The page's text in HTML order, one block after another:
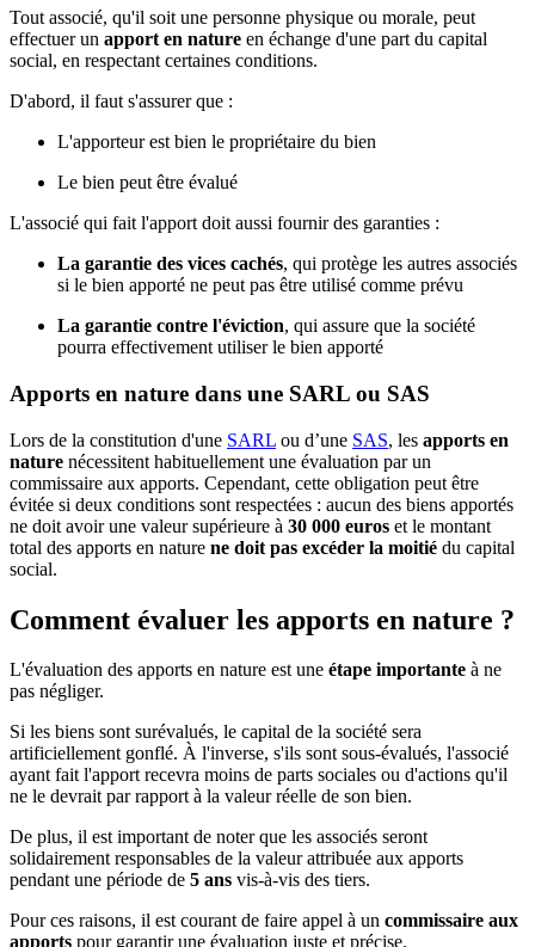
Tout associé, qu'il soit une personne physique ou morale, peut
effectuer un apport en nature en échange d'une part du capital
social, en respectant certaines conditions.
D'abord, il faut s'assurer que :
L'apporteur est bien le propriétaire du bien
Le bien peut être évalué
L'associé qui fait l'apport doit aussi fournir des garanties :
La garantie des vices cachés, qui protège les autres associés
si le bien apporté ne peut pas être utilisé comme prévu
La garantie contre l'éviction, qui assure que la société
pourra effectivement utiliser le bien apporté
Apports en nature dans une SARL ou SAS
Lors de la constitution d'une SARL ou d’une SAS, les apports en
nature nécessitent habituellement une évaluation par un
commissaire aux apports. Cependant, cette obligation peut être
évitée si deux conditions sont respectées : aucun des biens apportés
ne doit avoir une valeur supérieure à 30 000 euros et le montant
total des apports en nature ne doit pas excéder la moitié du capital
social.
Comment évaluer les apports en nature ?
L'évaluation des apports en nature est une étape importante à ne
pas négliger.
Si les biens sont surévalués, le capital de la société sera
artificiellement gonflé. À l'inverse, s'ils sont sous-évalués, l'associé
ayant fait l'apport recevra moins de parts sociales ou d'actions qu'il
ne le devrait par rapport à la valeur réelle de son bien.
De plus, il est important de noter que les associés seront
solidairement responsables de la valeur attribuée aux apports
pendant une période de 5 ans vis-à-vis des tiers.
Pour ces raisons, il est courant de faire appel à un commissaire aux
apports pour garantir une évaluation juste et précise.